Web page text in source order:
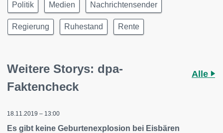
Politik Medien Nachrichtensender
Regierung Ruhestand Rente
Weitere Storys: dpa-
Faktencheck
Alle
18.11.2019 – 13:00
Es gibt keine Geburtenexplosion bei Eisbären